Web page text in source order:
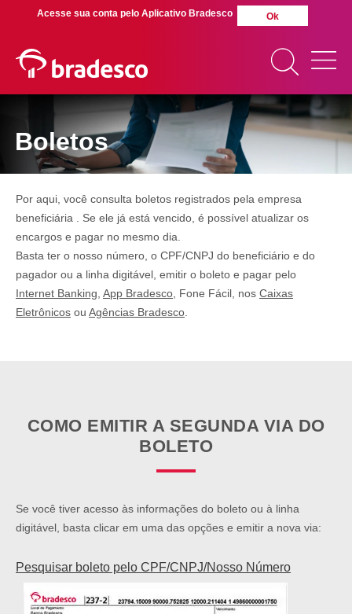
MAIS BUSCADOS
SUAS BUSCAS
renda
Explica
Dívidas
Boletos
Por aqui, você consulta boletos registrados pela empresa
beneficiária . Se ele já está vencido, é possível atualizar os
encargos e pagar no mesmo dia.
Basta ter o nosso número, o CPF/CNPJ do beneficiário e do
pagador ou a linha digitável, emitir o boleto e pagar pelo
Internet Banking, App Bradesco, Fone Fácil, nos Caixas
Eletrônicos ou Agências Bradesco.
COMO EMITIR A SEGUNDA VIA DO
BOLETO
Se você tiver acesso às informações do boleto ou à linha
digitável, basta clicar em uma das opções e emitir a nova via:
Pesquisar boleto pelo CPF/CNPJ/Nosso Número
Acesse sua conta pelo Aplicativo Bradesco Ok